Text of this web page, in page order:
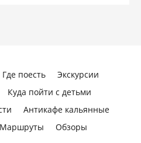
Где поесть
Экскурсии
Куда пойти с детьми
Антикафе кальянные
Маршруты Обзоры